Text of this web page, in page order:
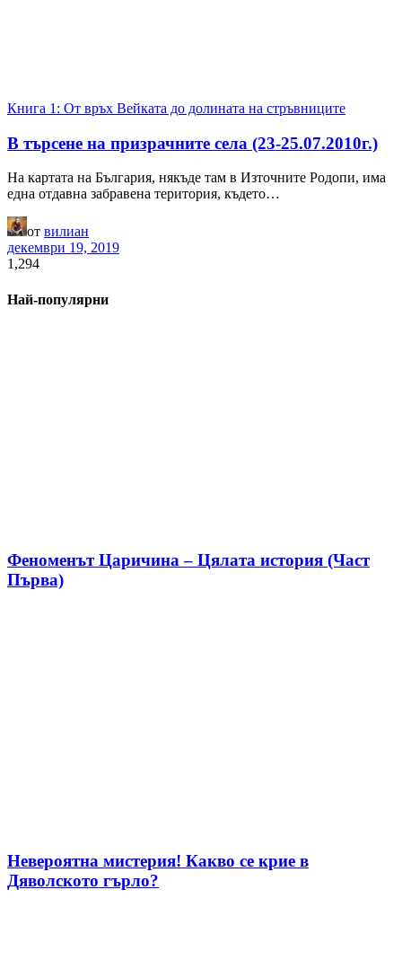
Книга 1: От връх Вейката до долината на стръвниците
В търсене на призрачните села (23-25.07.2010г.)
На картата на България, някъде там в Източните Родопи, има
една отдавна забравена територия, където…
от вилиан
декември 19, 2019
1,294
Най-популярни
Феноменът Царичина – Цялата история (Част
Първа)
Невероятна мистерия! Какво се крие в
Дяволското гърло?